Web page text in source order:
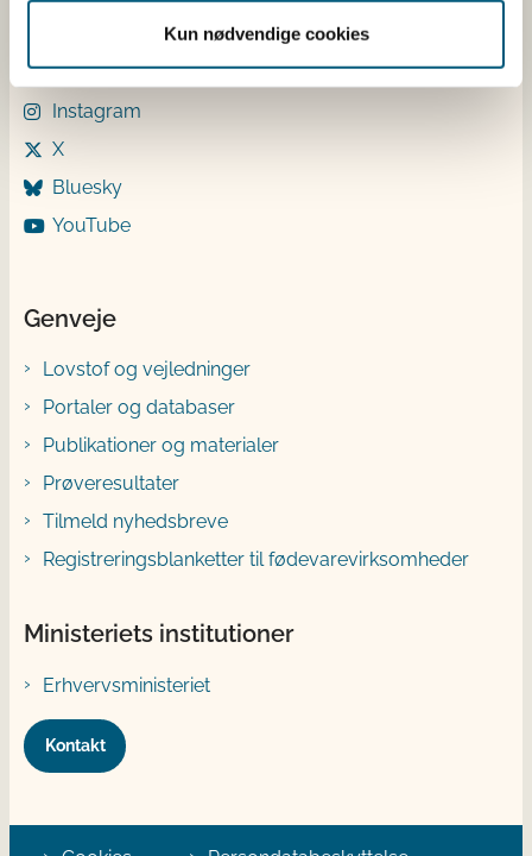
Kun nødvendige cookies
Facebook
Instagram
X
Bluesky
YouTube
Genveje
Lovstof og vejledninger
Portaler og databaser
Publikationer og materialer
Prøveresultater
Tilmeld nyhedsbreve
Registreringsblanketter til fødevarevirksomheder
Ministeriets institutioner
Erhvervsministeriet
Kontakt